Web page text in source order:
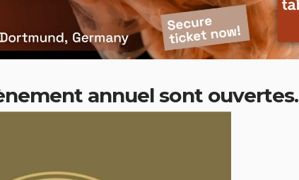
annuel sont ouvertes.